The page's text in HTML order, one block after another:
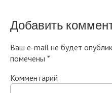
Добавить
Ваш e-mail не будет
помечены *
Комментарий